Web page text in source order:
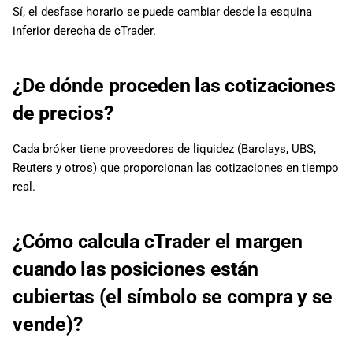
Sí, el desfase horario se puede cambiar desde la esquina
inferior derecha de cTrader.
¿De dónde proceden las cotizaciones
de precios?
Cada bróker tiene proveedores de liquidez (Barclays, UBS,
Reuters y otros) que proporcionan las cotizaciones en tiempo
real.
¿Cómo calcula cTrader el margen
cuando las posiciones están
cubiertas (el símbolo se compra y se
vende)?